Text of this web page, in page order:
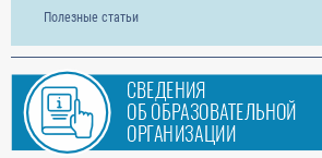
Полезные статьи